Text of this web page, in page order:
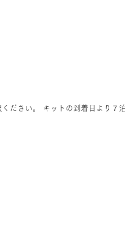
ださい。 キットの到着日より７